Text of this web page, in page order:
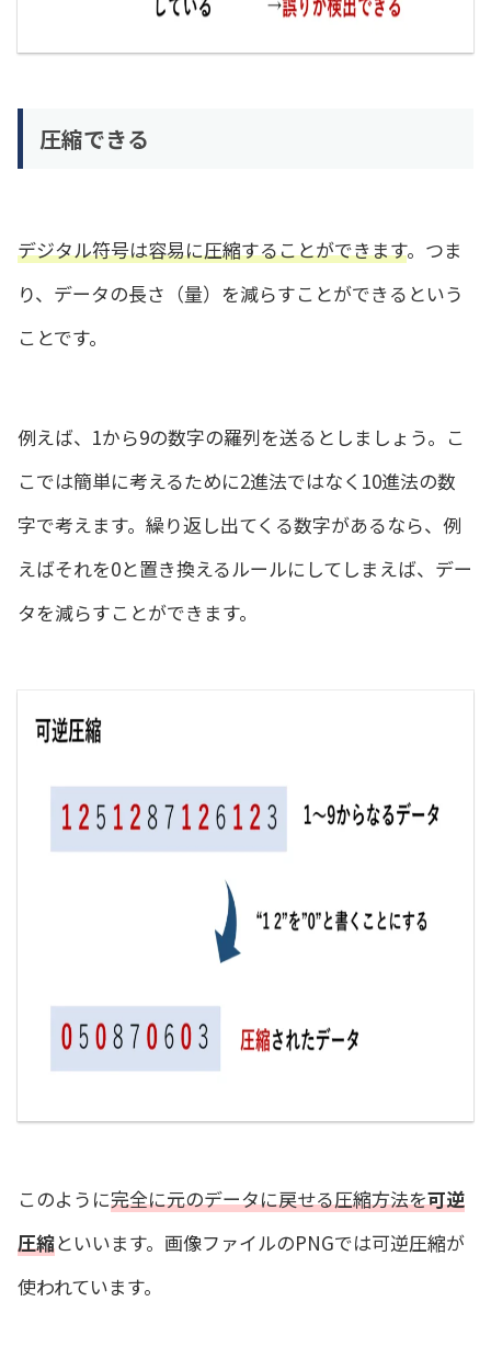
圧縮できる
デジタル符号は容易に圧縮することができます。つま
り、データの長さ（量）を減らすことができるという
ことです。
例えば、1から9の数字の羅列を送るとしましょう。こ
こでは簡単に考えるために2進法ではなく10進法の数
字で考えます。繰り返し出てくる数字があるなら、例
えばそれを0と置き換えるルールにしてしまえば、デー
タを減らすことができます。
このように完全に元のデータに戻せる圧縮方法を可逆
圧縮といいます。画像ファイルのPNGでは可逆圧縮が
使われています。